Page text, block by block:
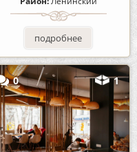
подробнее
0 1